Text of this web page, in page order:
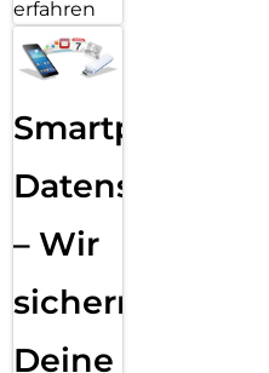
erfahren
Smartphone
Datensicherung
– Wir
sichern
Deine